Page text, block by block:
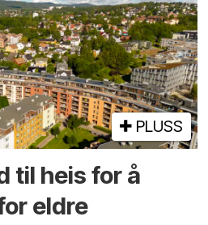
PLUSS
til heis for å
eldre